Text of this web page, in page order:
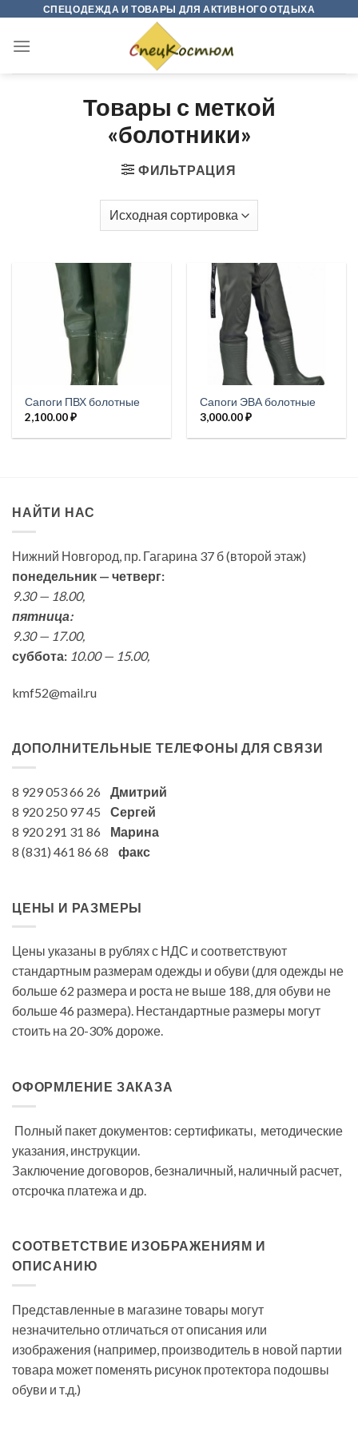
content
СПЕЦОДЕЖДА И ТОВАРЫ ДЛЯ АКТИВНОГО ОТДЫХА
Товары с меткой
«болотники»
ФИЛЬТРАЦИЯ
Сапоги ПВХ болотные
2,100.00₽
Сапоги ЭВА болотные
3,000.00₽
НАЙТИ НАС
Нижний Новгород, пр. Гагарина 37 б (второй этаж)
понедельник — четверг:
9.30 — 18.00,
пятница:
9.30 — 17.00,
суббота: 10.00 — 15.00,
kmf52@mail.ru
ДОПОЛНИТЕЛЬНЫЕ ТЕЛЕФОНЫ ДЛЯ СВЯЗИ
8 929 053 66 26 Дмитрий
8 920 250 97 45 Сергей
8 920 291 31 86 Марина
8 (831) 461 86 68 факс
ЦЕНЫ И РАЗМЕРЫ
Цены указаны в рублях с НДС и соответствуют
стандартным размерам одежды и обуви (для одежды не
больше 62 размера и роста не выше 188, для обуви не
больше 46 размера). Нестандартные размеры могут
стоить на 20-30% дороже.
ОФОРМЛЕНИЕ ЗАКАЗА
Полный пакет документов: сертификаты, методические
указания, инструкции.
Заключение договоров, безналичный, наличный расчет,
отсрочка платежа и др.
СООТВЕТСТВИЕ ИЗОБРАЖЕНИЯМ И
ОПИСАНИЮ
Представленные в магазине товары могут
незначительно отличаться от описания или
изображения (например, производитель в новой партии
товара может поменять рисунок протектора подошвы
обуви и т.д.)